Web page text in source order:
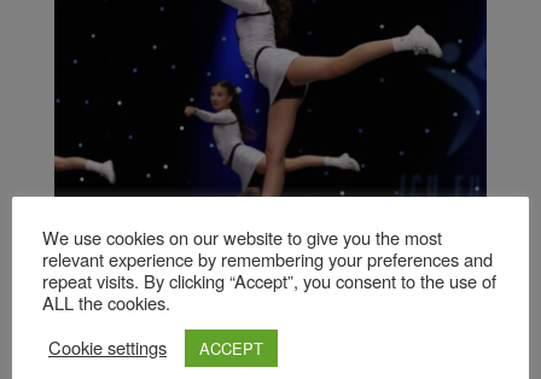
We use cookies on our website to give you the most
relevant experience by remembering your preferences and
repeat visits. By clicking “Accept”, you consent to the use of
ALL the cookies.
Cookie settings
ACCEPT